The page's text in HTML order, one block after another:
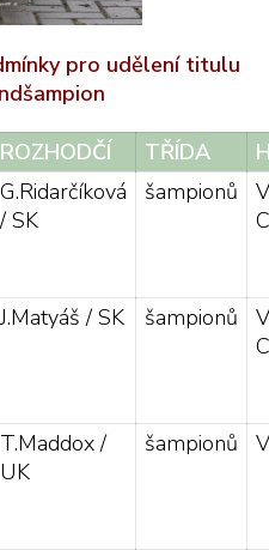
pro udělení titulu
ROZHODČÍ TŘÍDA
G.Ridarčíková
/ SK
šampionů
J.Matyáš / SK šampionů
T.Maddox /
UK
šampionů